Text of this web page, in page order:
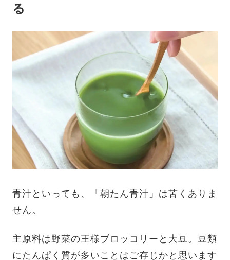
る
青汁といっても、「朝たん青汁」は苦くありま
せん。
主原料は野菜の王様ブロッコリーと大豆。豆類
にたんぱく質が多いことはご存じかと思います